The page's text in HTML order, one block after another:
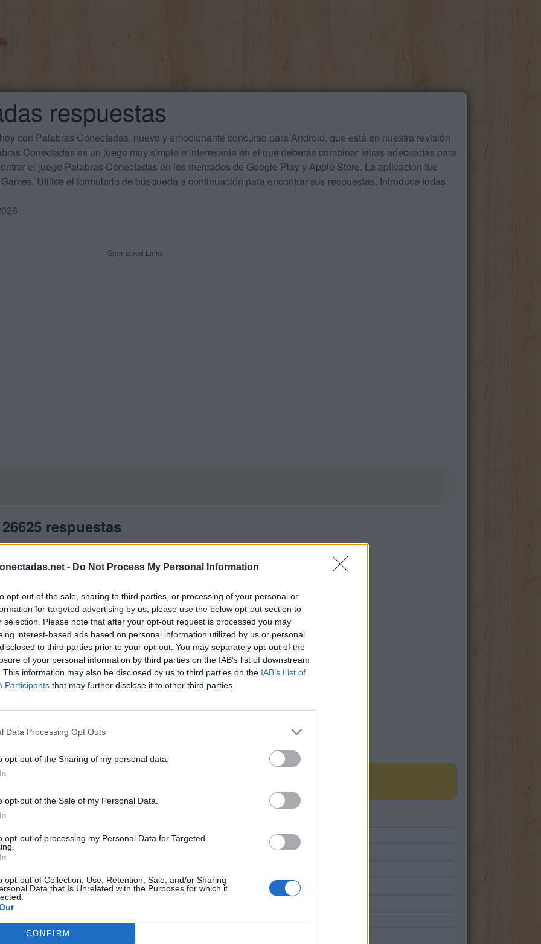
- Do Not Process My Personal Information
opt-out of the sale, sharing to third parties, or processing of your personal or
for targeted advertising by us, please use the below opt-out section to
selection. Please note that after your opt-out request is processed you may
interest-based ads based on personal information utilized by us or personal
to third parties prior to your opt-out. You may separately opt-out of the
of your personal information by third parties on the IAB’s list of downstream
This information may also be disclosed by us to third parties on the IAB’s List of
Participants that may further disclose it to other third parties.
Data Processing Opt Outs
opt-out of the Sharing of my personal data.
opt-out of the Sale of my Personal Data.
opt-out of processing my Personal Data for Targeted
opt-out of Collection, Use, Retention, Sale, and/or Sharing
Data that Is Unrelated with the Purposes for which it
CONFIRM
respuestas
con Palabras Conectadas, nuevo y emocionante concurso para Android, que está en nuestra revisión
Conectadas es un juego muy simple e interesante en el que deberás combinar letras adecuadas para
el juego Palabras Conectadas en los mercados de Google Play y Apple Store. La aplicación fue
Utilice el formulario de búsqueda a continuación para encontrar sus respuestas. Introduce todas
Sponsored Links
respuestas
26620
26623
26625
26626